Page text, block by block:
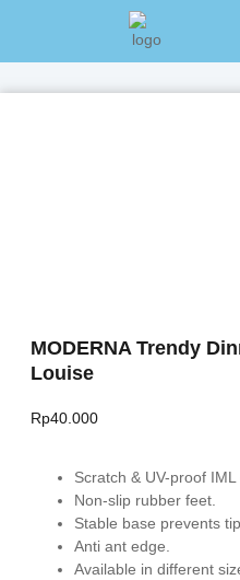
MODERNA Trendy
Louise
Rp40.000
Scratch & UV-proof IML
Non-slip rubber feet.
Stable base prevents
Anti ant edge.
Available in different